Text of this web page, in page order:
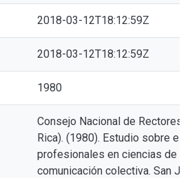
2018-03-12T18:12:59Z
2018-03-12T18:12:59Z
1980
Consejo Nacional de Rectores
Rica). (1980). Estudio sobre el
profesionales en ciencias de la
comunicación colectiva. San